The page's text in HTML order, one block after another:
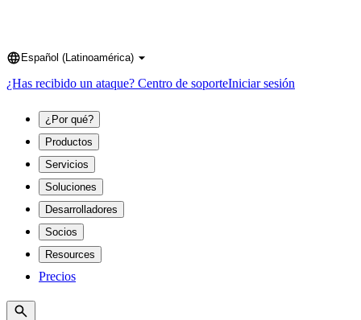
Language
Español (Latinoamérica)
¿Has recibido un ataque? Centro de soporteIniciar sesión
¿Por qué?
Productos
Servicios
Soluciones
Desarrolladores
Socios
Resources
Precios